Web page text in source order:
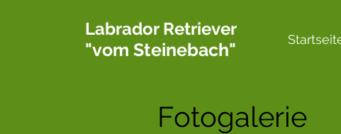
Labrador Retriever
"vom Steinebach"
Fotogalerie